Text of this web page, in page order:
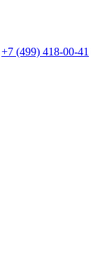
+7 (499) 418-00-41